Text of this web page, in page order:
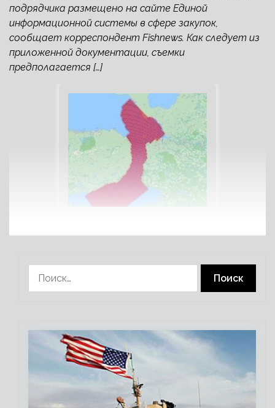
подрядчика размещено на сайте Единой
информационной системы в сфере закупок,
сообщает корреспондент Fishnews. Как следует из
приложенной документации, съемки
предполагается […]